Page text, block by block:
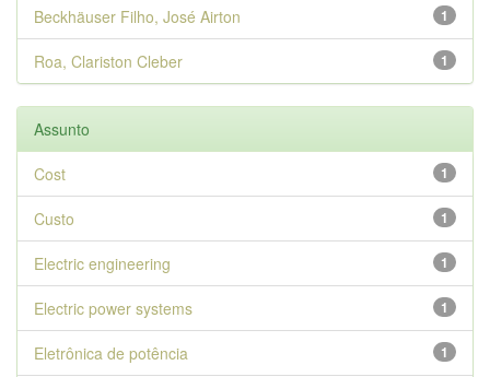
1
Beckhäuser Filho, José Airton
1
Roa, Clariston Cleber
Assunto
1
Cost
1
Custo
1
Electric engineering
1
Electric power systems
1
Eletrônica de potência